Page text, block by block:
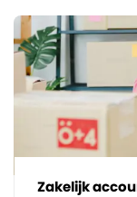
Zakelijk